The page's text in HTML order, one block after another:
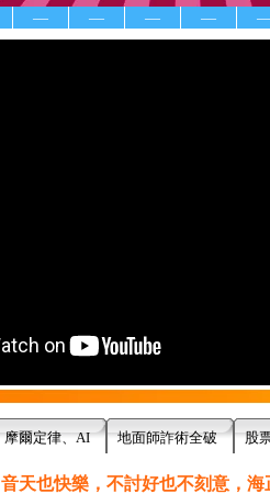
— — — —
摩爾定律、AI 地面師詐術全破 股
音天也快樂，不討好也不刻意，海